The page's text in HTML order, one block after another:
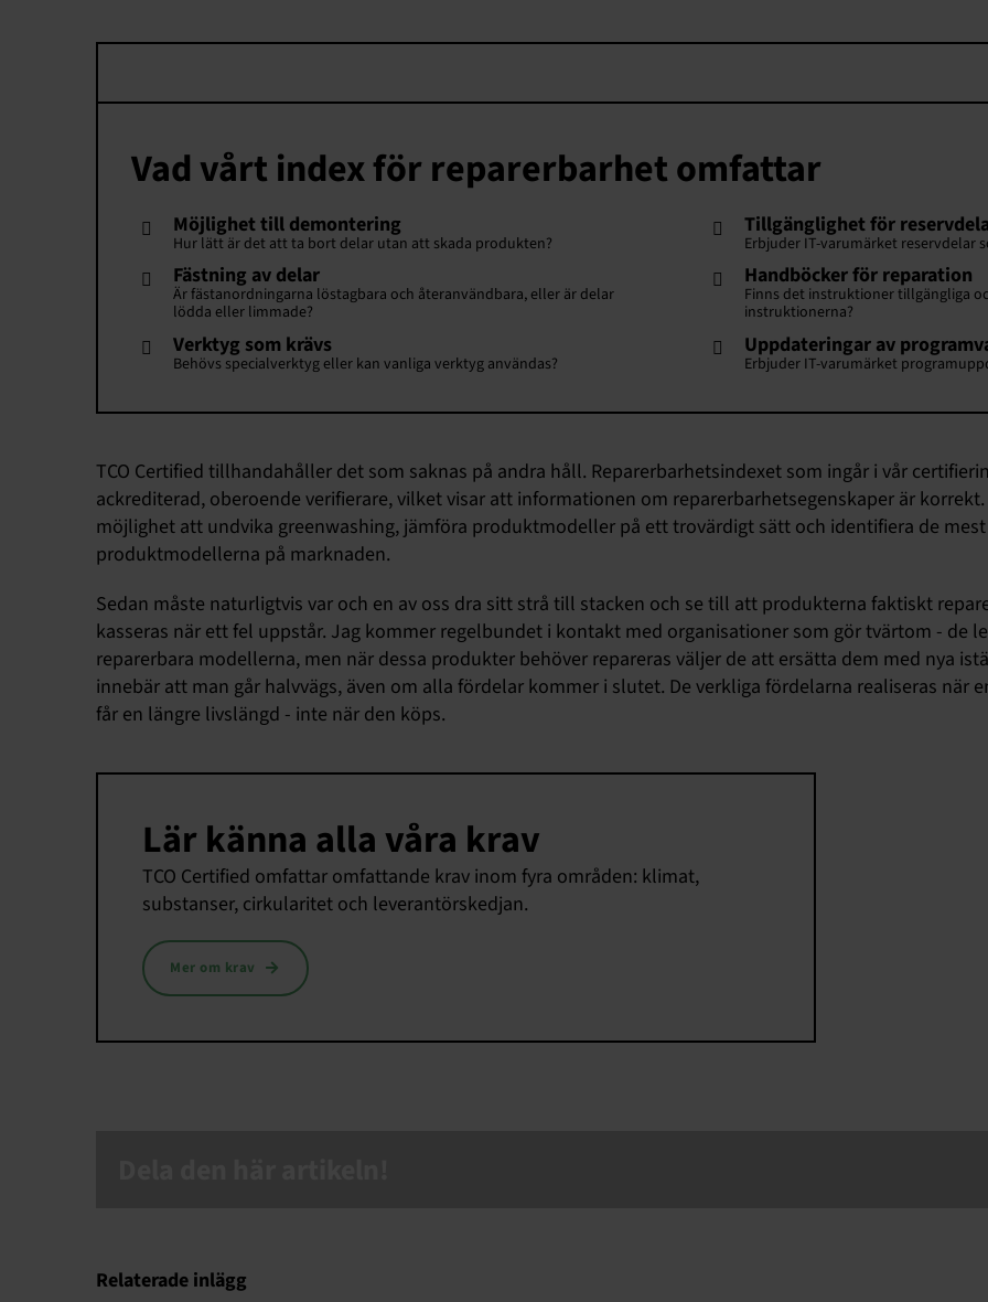
Vad vårt index för reparerbarhet omfattar
Möjlighet till demontering
Hur lätt är det att ta bort delar utan att skada produkten?
Fästning av delar
Är fästanordningarna löstagbara och återanvändbara, eller är delar
lödda eller limmade?
Verktyg som krävs
Behövs specialverktyg eller kan vanliga verktyg användas?
Tillgänglighet för
Erbjuder IT-varumärket reservdelar
Handböcker för reparation
Finns det instruktioner tillgängliga
instruktionerna?
Uppdateringar av
Erbjuder IT-varumärket
TCO Certified tillhandahåller det som saknas på andra håll. Reparerbarhetsindexet som ingår i vår
ackrediterad, oberoende verifierare, vilket visar att informationen om reparerbarhetsegenskaper är
möjlighet att undvika greenwashing, jämföra produktmodeller på ett trovärdigt sätt och identifiera de
produktmodellerna på marknaden.
Sedan måste naturligtvis var och en av oss dra sitt strå till stacken och se till att produkterna faktiskt
kasseras när ett fel uppstår. Jag kommer regelbundet i kontakt med organisationer som gör tvärtom - de
reparerbara modellerna, men när dessa produkter behöver repareras väljer de att ersätta dem med nya
innebär att man går halvvägs, även om alla fördelar kommer i slutet. De verkliga fördelarna realiseras när
får en längre livslängd - inte när den köps.
Lär känna alla våra krav
TCO Certified omfattar omfattande krav inom fyra områden: klimat,
substanser, cirkularitet och leverantörskedjan.
Mer om krav
Relaterade inlägg